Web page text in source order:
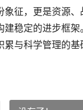
征，更是资源
稳定的进步框
与科学管理的